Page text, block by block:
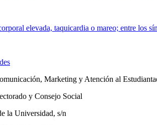
elevada, taquicardia o mareo; entre los
Marketing y Atención al
y Consejo Social
la Universidad, s/n